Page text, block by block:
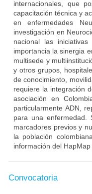
internacionales, que
capacitación técnica y
en enfermedades
investigación en
nacional las
importancia la sinergia
multisede y
y otros grupos,
de conocimiento,
requiere la integración
asociación en
particularmente ADN,
para una enfermedad.
marcadores previos y
la población
información del
Convocatoria